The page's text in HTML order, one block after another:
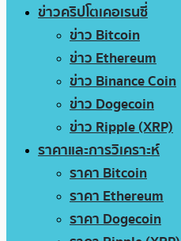
ข่าวคริปโตเคอเรนซี่
ข่าว Bitcoin
ข่าว Ethereum
ข่าว Binance Coin
ข่าว Dogecoin
ข่าว Ripple (XRP)
ราคาและการวิเคราะห์
ราคา Bitcoin
ราคา Ethereum
ราคา Dogecoin